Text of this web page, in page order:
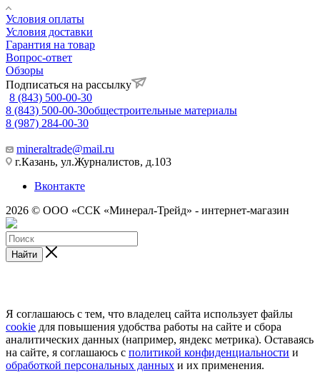
Условия оплаты
Условия доставки
Гарантия на товар
Вопрос-ответ
Обзоры
Подписаться на рассылку
8 (843) 500-00-30
8 (843) 500-00-30общестроительные материалы
8 (987) 284-00-30
mineraltrade@mail.ru
г.Казань, ул.Журналистов, д.103
Вконтакте
2026 © ООО «ССК «Минерал-Трейд» - интернет-магазин
Найти
Я соглашаюсь с тем, что владелец сайта использует файлы
cookie для повышения удобства работы на сайте и сбора
аналитических данных (например, яндекс метрика). Оставаясь
на сайте, я соглашаюсь с политикой конфиденциальности и
обработкой персональных данных и их применения.